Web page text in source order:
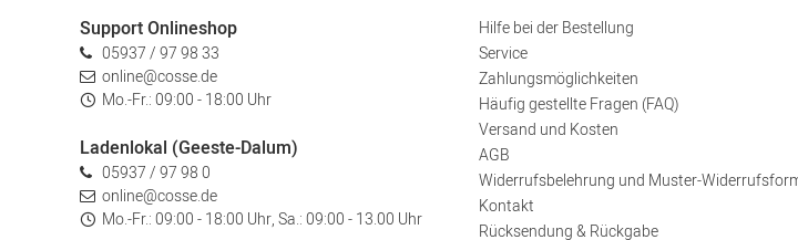
Support Onlineshop
05937 / 97 98 33
online@cosse.de
Mo.-Fr.: 09:00 - 18:00 Uhr
Ladenlokal (Geeste-Dalum)
05937 / 97 98 0
online@cosse.de
Mo.-Fr.: 09:00 - 18:00 Uhr, Sa.: 09:00 - 13.00 Uhr
Hilfe bei der Bestellung
Service
Zahlungsmöglichkeiten
Häufig gestellte Fragen (FAQ)
Versand und Kosten
AGB
Widerrufsbelehrung und Muster-
Kontakt
Rücksendung & Rückgabe